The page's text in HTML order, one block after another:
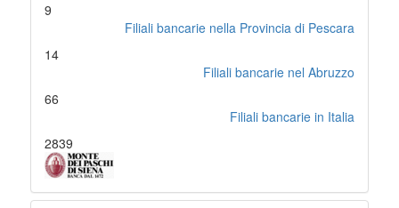
9
Filiali bancarie nella Provincia di Pescara
14
Filiali bancarie nel Abruzzo
66
Filiali bancarie in Italia
2839